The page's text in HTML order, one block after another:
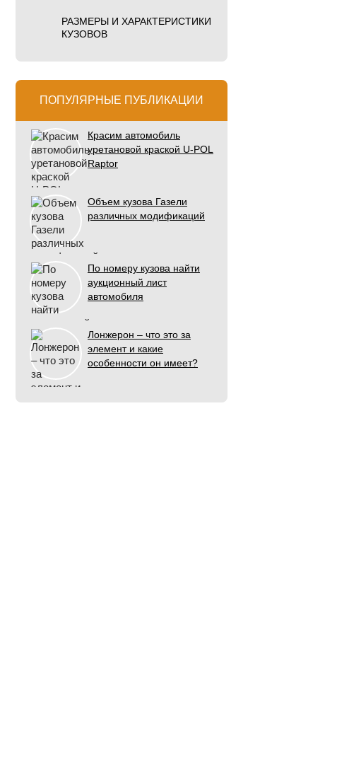
РАЗМЕРЫ И ХАРАКТЕРИСТИКИ
КУЗОВОВ
ПОПУЛЯРНЫЕ ПУБЛИКАЦИИ
Красим автомобиль
уретановой краской U-POL
Raptor
Объем кузова Газели
различных модификаций
По номеру кузова найти
аукционный лист
автомобиля
Лонжерон – что это за
элемент и какие
особенности он имеет?